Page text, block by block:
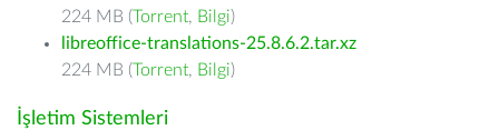
224 MB (Torrent, Bilgi)
libreoffice-translations-25.8.6.2.tar.xz
224 MB (Torrent, Bilgi)
İşletim Sistemleri